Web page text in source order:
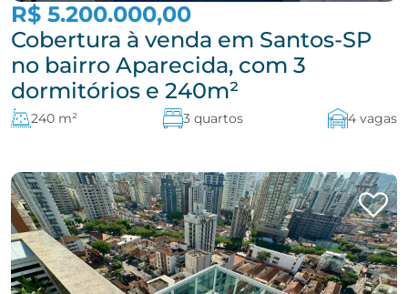
R$ 5.200.000,00
Cobertura à venda em Santos-SP
no bairro Aparecida, com 3
dormitórios e 240m²
240 m² 3 quartos 4 vagas